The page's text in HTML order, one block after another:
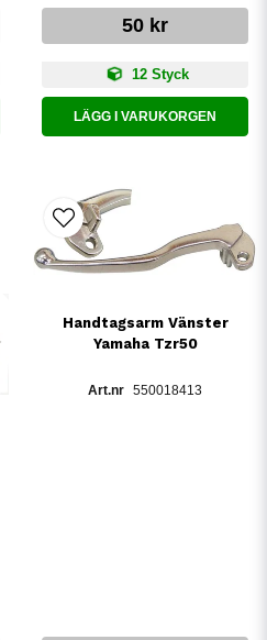
50 kr
12 Styck
LÄGG I VARUKORGEN
Handtagsarm Vänster
Yamaha Tzr50
550018413